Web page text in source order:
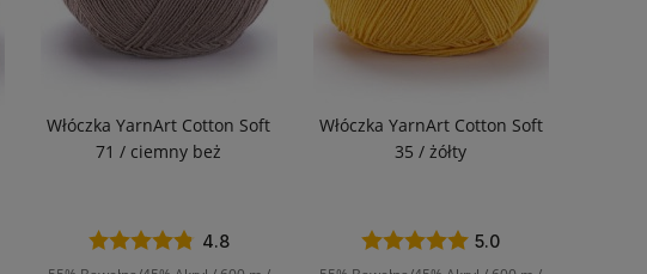
nie (26)
Włóczka YarnArt Cotton Soft
71 / ciemny beż
4.8
Włóczka YarnArt Cotton Soft
35 / żółty
5.0